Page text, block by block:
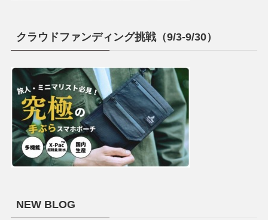
クラウドファンディング挑戦（9/3-9/30）
NEW BLOG